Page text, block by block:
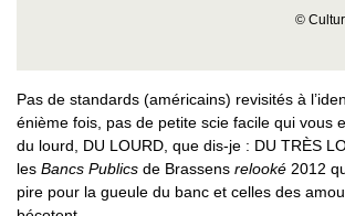
©
Pas de standards (américains) revisités à
énième fois, pas de petite scie facile qui vous
du lourd, DU LOURD, que dis-je : DU TRÈS
les Bancs Publics de Brassens relooké 2012
pire pour la gueule du banc et celles des